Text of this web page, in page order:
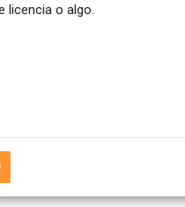
licencia o algo.